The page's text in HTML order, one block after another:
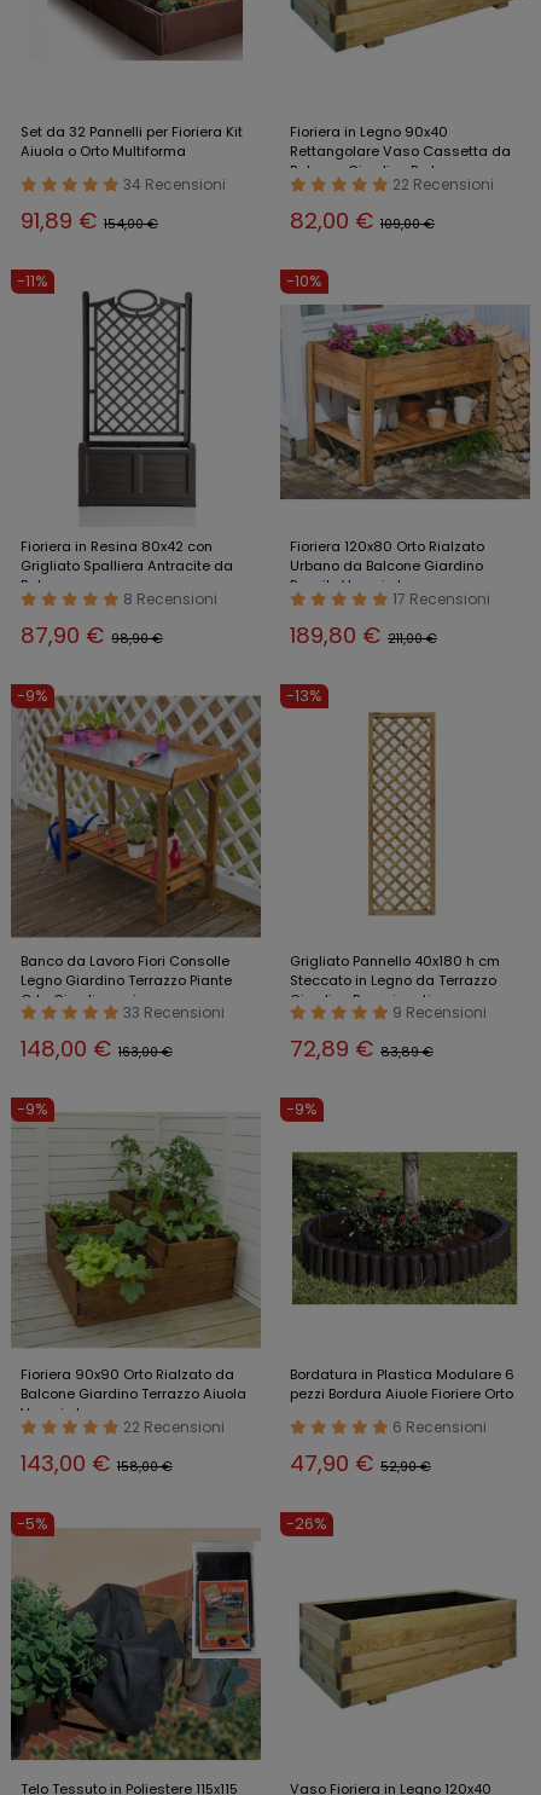
Set da 32 Pannelli per Fioriera Kit
Aiuola o Orto Multiforma
34 Recensioni
91,89 € 154,00 €
Fioriera in Legno 90x40
Rettangolare Vaso Cassetta da
Balcone Giardino Portavaso
22 Recensioni
82,00 € 109,00 €
-11%
Fioriera in Resina 80x42 con
Grigliato Spalliera Antracite da
Balcone
8 Recensioni
87,90 € 98,90 €
-10%
Fioriera 120x80 Orto Rialzato
Urbano da Balcone Giardino
Pensile Vaso in Legno
17 Recensioni
189,80 € 211,00 €
-9%
Banco da Lavoro Fiori Consolle
Legno Giardino Terrazzo Piante
Orto Giardinaggio
33 Recensioni
148,00 € 163,00 €
-13%
Grigliato Pannello 40x180 h cm
Steccato in Legno da Terrazzo
Giardino Rampicanti
9 Recensioni
72,89 € 83,89 €
-9%
Fioriera 90x90 Orto Rialzato da
Balcone Giardino Terrazzo Aiuola
Vaso in Legno
22 Recensioni
143,00 € 158,00 €
-9%
Bordatura in Plastica Modulare 6
pezzi Bordura Aiuole Fioriere Orto
6 Recensioni
47,90 € 52,90 €
-5%
Telo Tessuto in Poliestere 115x115
-26%
Vaso Fioriera in Legno 120x40